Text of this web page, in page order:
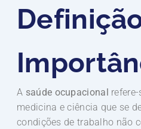
A saúde ocupacional
medicina e ciência que se
condições de trabalho não